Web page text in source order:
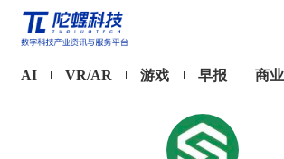
AI VR/AR 游戏 早报 商